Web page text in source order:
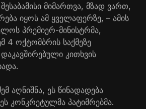
მიმართვა, მზად ვართ,
იყოს ამ ყველაფერზე, – ამის
პრემიერ-მინისტრმა,
4 ოქტომბრის საქმეზე
კითხვის
აღნიშნა, ეს წინადადება
კონკრეტულმა პატიმრებმა.